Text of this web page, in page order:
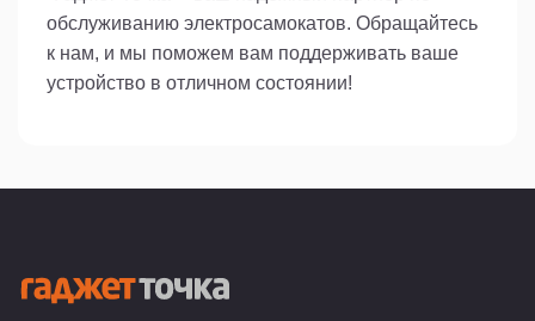
обслуживанию электросамокатов. Обращайтесь
к нам, и мы поможем вам поддерживать ваше
устройство в отличном состоянии!